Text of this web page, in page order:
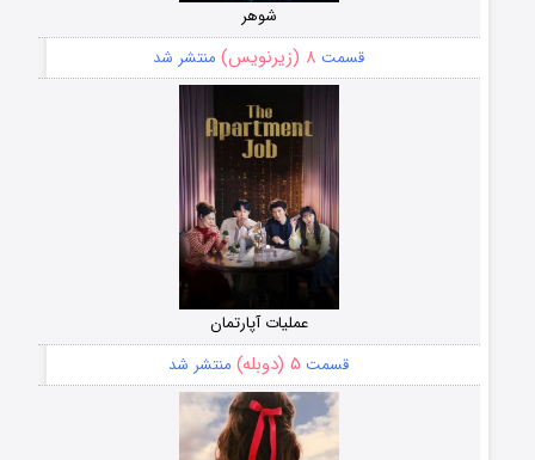
شوهر
قسمت ۸ (زیرنویس) منتشر شد
عملیات آپارتمان
قسمت ۵ (دوبله) منتشر شد